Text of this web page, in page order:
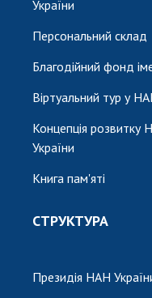
України
Персональний склад
Благодійний фонд
Віртуальний тур у
Концепція розвитку
України
Книга пам'яті
СТРУКТУРА
Президія НАН